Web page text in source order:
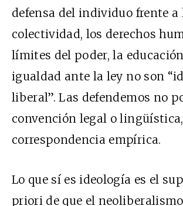
defensa del individuo frente a
colectividad, los derechos
límites del poder, la
igualdad ante la ley no son
liberal”. Las defendemos no
convención legal o
correspondencia empírica.
Lo que sí es ideología es el
priori de que el